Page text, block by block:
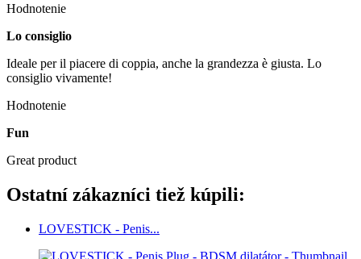
Hodnotenie
Lo consiglio
Ideale per il piacere di coppia, anche la grandezza è giusta. Lo
consiglio vivamente!
Hodnotenie
Fun
Great product
Ostatní zákazníci tiež kúpili:
LOVESTICK - Penis...